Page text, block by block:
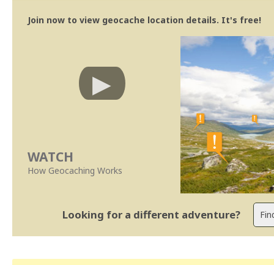
Join now to view geocache location details. It's free!
WATCH
How Geocaching Works
Looking for a different adventure?